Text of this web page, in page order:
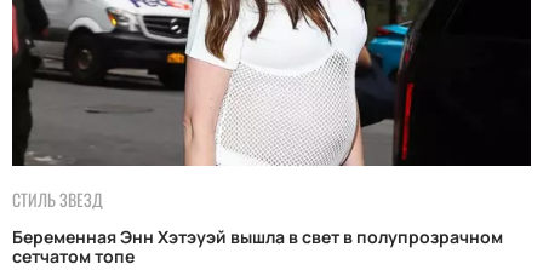
СТИЛЬ ЗВЕЗД
Беременная Энн Хэтэуэй вышла в свет в полупрозрачном
сетчатом топе